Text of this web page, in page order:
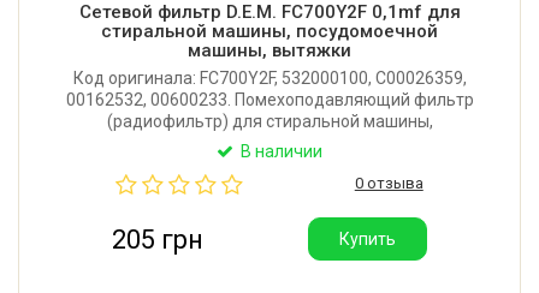
Сетевой фильтр D.E.M. FC700Y2F 0,1mf для
стиральной машины, посудомоечной
машины, вытяжки
Код оригинала: FC700Y2F, 532000100, C00026359,
00162532, 00600233. Помехоподавляющий фильтр
(радиофильтр) для стиральной машины,
посудомоечной машины, вытяжки. Размер: 41x23
250V. Производитель: D.E.M. (Хорватия).
В наличии
0 отзыва
205 грн Купить